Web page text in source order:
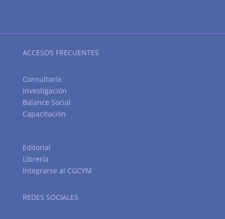
ACCESOS FRECUENTES
Consultoría
Investigación
Balance Social
Capacitación
Editorial
Librería
Integrarse al CGCYM
REDES SOCIALES